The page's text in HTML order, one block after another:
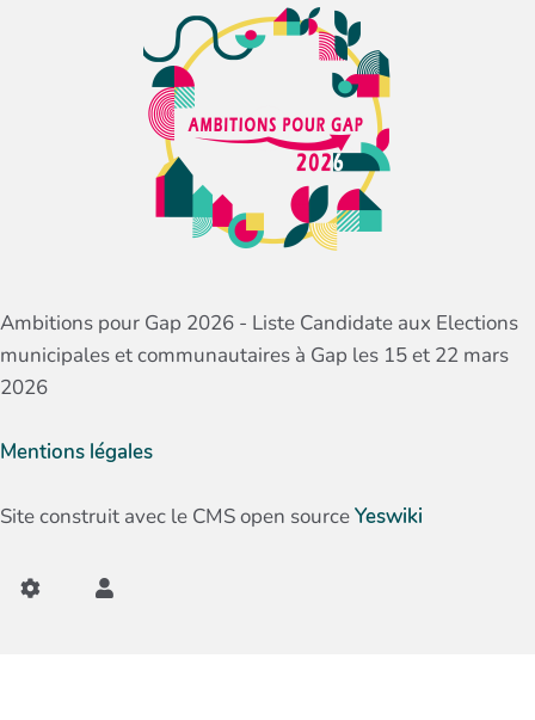
Ambitions pour Gap 2026 - Liste Candidate aux Elections
municipales et communautaires à Gap les 15 et 22 mars
2026
Mentions légales
Site construit avec le CMS open sourceYeswiki